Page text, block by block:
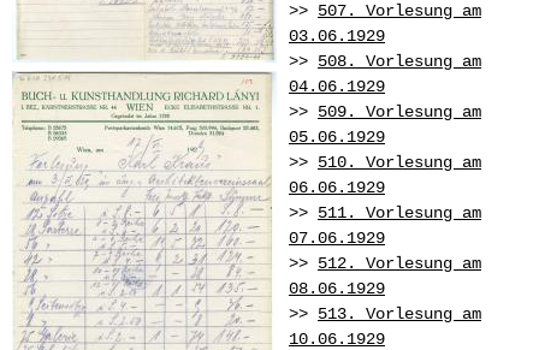
>> 507. Vorlesung am
03.06.1929
>> 508. Vorlesung am
04.06.1929
>> 509. Vorlesung am
05.06.1929
>> 510. Vorlesung am
06.06.1929
>> 511. Vorlesung am
07.06.1929
>> 512. Vorlesung am
08.06.1929
>> 513. Vorlesung am
10.06.1929